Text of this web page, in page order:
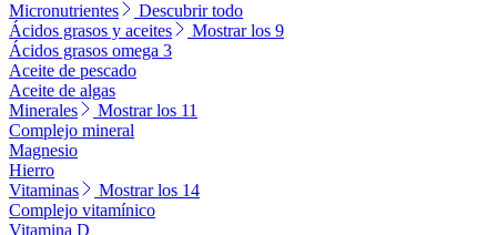
Micronutrientes
Descubrir todo
Ácidos grasos y aceites
Mostrar los 9
Ácidos grasos omega 3
Aceite de pescado
Aceite de algas
Minerales
Mostrar los 11
Complejo mineral
Magnesio
Hierro
Vitaminas
Mostrar los 14
Complejo vitamínico
Vitamina D